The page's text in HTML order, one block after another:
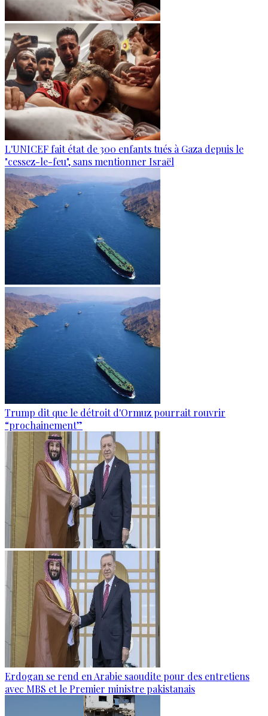
L'UNICEF fait état de 300 enfants tués à Gaza depuis le
"cessez-le-feu", sans mentionner Israël
Trump dit que le détroit d'Ormuz pourrait rouvrir
“prochainement”
Erdogan se rend en Arabie saoudite pour des entretiens
avec MBS et le Premier ministre pakistanais